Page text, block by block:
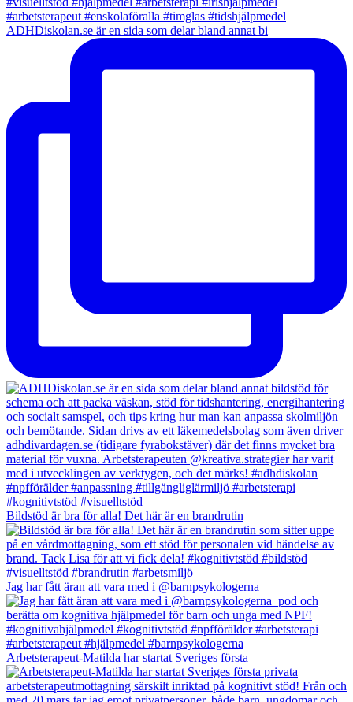
ADHDiskolan.se är en sida som delar bland annat bi
Bildstöd är bra för alla! Det här är en brandrutin
Jag har fått äran att vara med i @barnpsykologerna
Arbetsterapeut-Matilda har startat Sveriges första